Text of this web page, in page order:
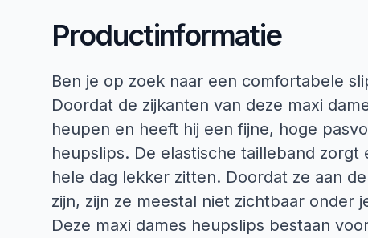
Productinformatie
Ben je op zoek naar een comfortabele
Doordat de zijkanten van deze maxi
heupen en heeft hij een fijne, hoge
heupslips. De elastische tailleband
hele dag lekker zitten. Doordat ze aan
zijn, zijn ze meestal niet zichtbaar onder
Deze maxi dames heupslips bestaan